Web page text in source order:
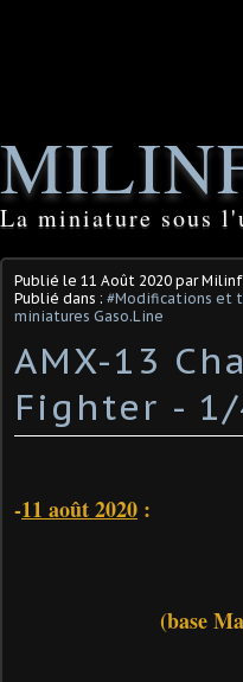
La miniature sous
Publié le 11 Août 2020 par
Publié dans : #Modifications et
miniatures Gaso.Line
AMX-13
Fighter -
-11 août 2020 :
(base